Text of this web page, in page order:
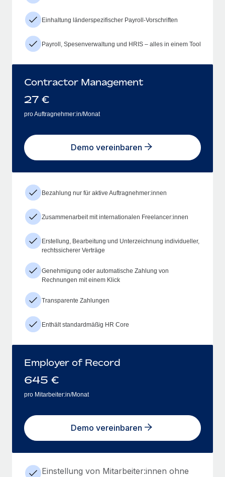
Einhaltung länderspezifischer Payroll-Vorschriften
Payroll, Spesenverwaltung und HRIS – alles in einem Tool
Contractor Management
27 €
pro Auftragnehmer:in/Monat
Demo vereinbaren
Bezahlung nur für aktive Auftragnehmer:innen
Zusammenarbeit mit internationalen Freelancer:innen
Erstellung, Bearbeitung und Unterzeichnung individueller,
rechtssicherer Verträge
Genehmigung oder automatische Zahlung von
Rechnungen mit einem Klick
Transparente Zahlungen
Enthält standardmäßig HR Core
Employer of Record
645 €
pro Mitarbeiter:in/Monat
Demo vereinbaren
Einstellung von Mitarbeiter:innen ohne